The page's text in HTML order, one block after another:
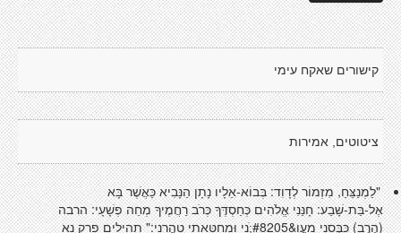
קישורים שאקח עימי
ציטוטים, אמירות
"לַמְנַצֵּחַ, מִזְמוֹר לְדָוִד: בְּבוֹא-אֵלָיו נָתָן הַנָּבִיא כַּאֲשֶׁר בָּא
אֶל-בַּת-שָׁבַע: חָנֵּנִי אֱלֹהִים כְּחַסְדֶּךָ כְּרֹב רַחֲמֶיךָ מְחֵה פְשָׁעָי: הרבה
(הֶרֶב) כַּבְּסֵנִי מֵעֲו&#8205;ֹנִי וּמֵחַטָּאתִי טַהֲרֵנִי:" תהילים פרק נא